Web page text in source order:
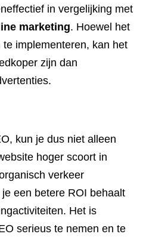
in vergelijking met
marketing. Hoewel het
implementeren, kan het
zijn dan
kun je dus niet alleen
hoger scoort in
verkeer
een betere ROI behaalt
Het is
serieus te nemen en te